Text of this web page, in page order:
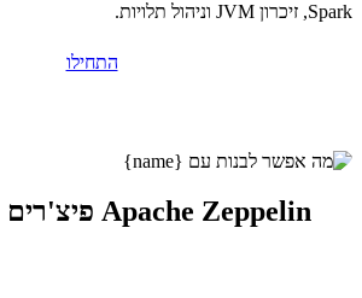
Spark, זיכרון JVM וניהול תלויות.
התחילו
פיצ'רים עיקריים של Apache Zeppelin